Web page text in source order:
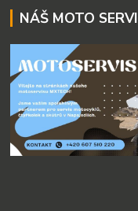
NÁŠ MOTO